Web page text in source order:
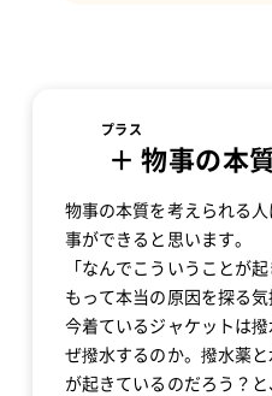
＋
プラス
物事の本
物事の本質を考えられる
事ができると思います。
「なんでこういうことが
もって本当の原因を探る
今着ているジャケットは
ぜ撥水するのか。撥水薬
が起きているのだろう？